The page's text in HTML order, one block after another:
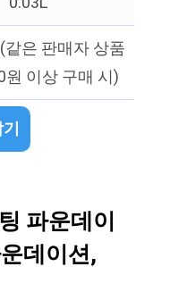
은 판매자 상품
원 이상 구매 시)
파운데이
데이션,